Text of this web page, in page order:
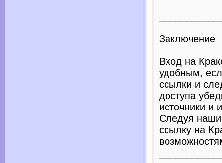
Заключение
Вход на
удобным,
ссылки и
доступа
источники и
Следуя
ссылку на